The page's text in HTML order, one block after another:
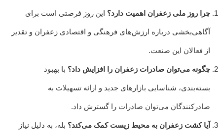
چرا روز ملی زعفران اهمیت دارد؟ این روز فرصتی است برای
آگاهی‌بخشی درباره ارزش‌های فرهنگی و اقتصادی زعفران و تقدیر
از فعالان این صنعت.
چگونه می‌توان صادرات زعفران را افزایش داد؟ با بهبود
بسته‌بندی، شناسایی بازارهای جدید و ارائه تسهیلات به
صادرکنندگان می‌توان صادرات را گسترش داد.
آیا کشت زعفران به محیط زیست کمک می‌کند؟ بله، به دلیل نیاز